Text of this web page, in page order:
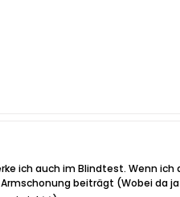
ich auch im Blindtest. Wenn
beiträgt (Wobei da